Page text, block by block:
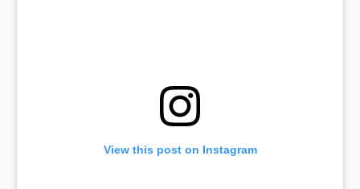
View this post on Instagram